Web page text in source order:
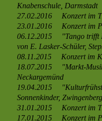
Knabenschule, Darmstadt
27.02.2016 Konzert im
23.01.2016 Konzert im
06.12.2015 "Tango trifft
von E. Lasker-Schüler,
08.11.2015 Konzert im
18.07.2015 "Markt-
Neckargemünd
19.04.2015
Sonnenkinder,
31.01.2015 Konzert im
17.01.2015 Konzert im